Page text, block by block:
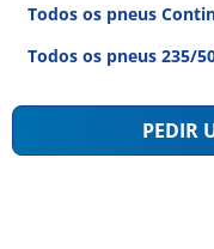
Todos os pneus
Todos os pneus‎ 235/
PEDIR